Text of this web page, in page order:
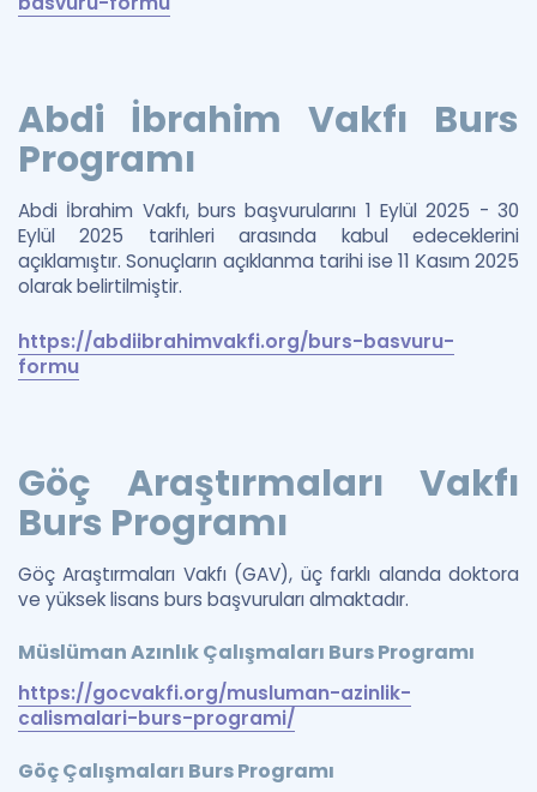
Abdi İbrahim Vakfı Burs
Programı
Abdi İbrahim Vakfı, burs başvurularını 1 Eylül 2025 - 30
Eylül 2025 tarihleri arasında kabul edeceklerini
açıklamıştır. Sonuçların açıklanma tarihi ise 11 Kasım 2025
olarak belirtilmiştir.
https://abdiibrahimvakfi.org/burs-basvuru-
formu
Göç Araştırmaları Vakfı
Burs Programı
Göç Araştırmaları Vakfı (GAV), üç farklı alanda doktora
ve yüksek lisans burs başvuruları almaktadır.
Müslüman Azınlık Çalışmaları Burs Programı
https://gocvakfi.org/musluman-azinlik-
calismalari-burs-programi/
Göç Çalışmaları Burs Programı